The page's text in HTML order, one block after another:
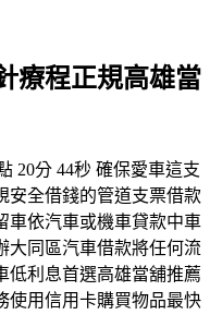
療程正規高雄當
20分 44秒 確保愛車這支
安全借錢的管道支票借款
車依汽車或機車貸款中車
大同區汽車借款將任何流
低利息首選高雄當舖推薦
使用信用卡購買物品最快